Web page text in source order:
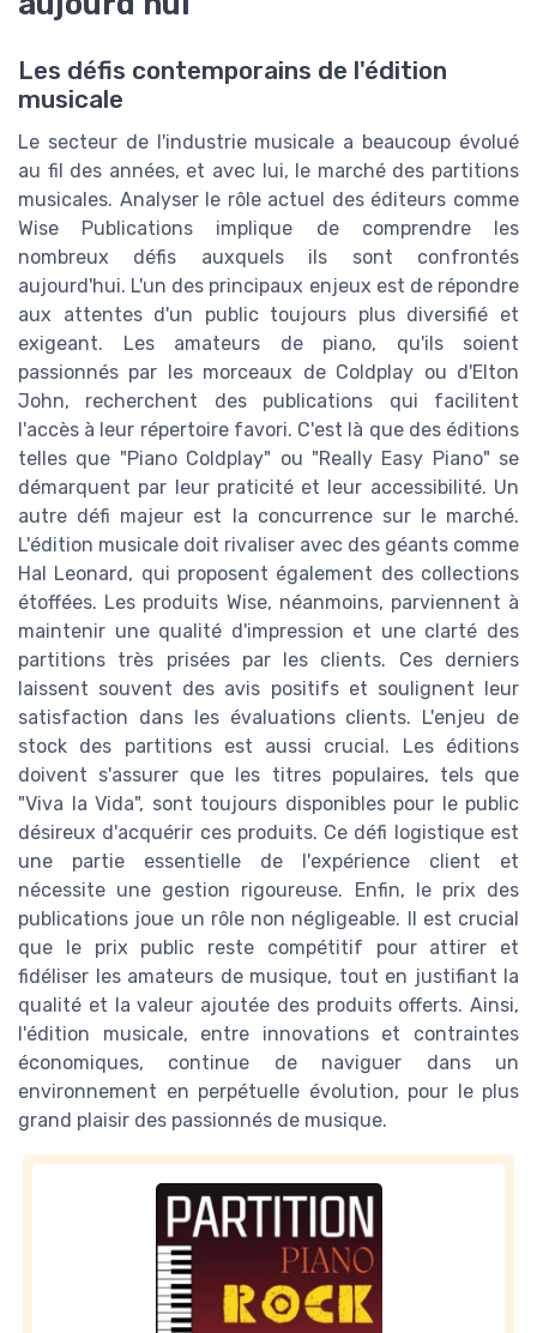
Les défis contemporains de l'édition
musicale
Le secteur de l'industrie musicale a beaucoup évolué
au fil des années, et avec lui, le marché des partitions
musicales. Analyser le rôle actuel des éditeurs comme
Wise Publications implique de comprendre les
nombreux défis auxquels ils sont confrontés
aujourd'hui. L'un des principaux enjeux est de répondre
aux attentes d'un public toujours plus diversifié et
exigeant. Les amateurs de piano, qu'ils soient
passionnés par les morceaux de Coldplay ou d'Elton
John, recherchent des publications qui facilitent
l'accès à leur répertoire favori. C'est là que des éditions
telles que "Piano Coldplay" ou "Really Easy Piano" se
démarquent par leur praticité et leur accessibilité. Un
autre défi majeur est la concurrence sur le marché.
L'édition musicale doit rivaliser avec des géants comme
Hal Leonard, qui proposent également des collections
étoffées. Les produits Wise, néanmoins, parviennent à
maintenir une qualité d'impression et une clarté des
partitions très prisées par les clients. Ces derniers
laissent souvent des avis positifs et soulignent leur
satisfaction dans les évaluations clients. L'enjeu de
stock des partitions est aussi crucial. Les éditions
doivent s'assurer que les titres populaires, tels que
"Viva la Vida", sont toujours disponibles pour le public
désireux d'acquérir ces produits. Ce défi logistique est
une partie essentielle de l'expérience client et
nécessite une gestion rigoureuse. Enfin, le prix des
publications joue un rôle non négligeable. Il est crucial
que le prix public reste compétitif pour attirer et
fidéliser les amateurs de musique, tout en justifiant la
qualité et la valeur ajoutée des produits offerts. Ainsi,
l'édition musicale, entre innovations et contraintes
économiques, continue de naviguer dans un
environnement en perpétuelle évolution, pour le plus
grand plaisir des passionnés de musique.